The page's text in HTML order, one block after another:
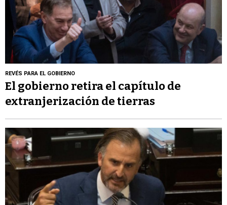
REVÉS PARA EL GOBIERNO
El gobierno retira el capítulo de
extranjerización de tierras